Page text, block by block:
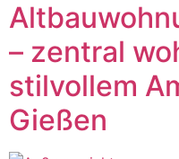
– zentral
stilvollem
Gießen